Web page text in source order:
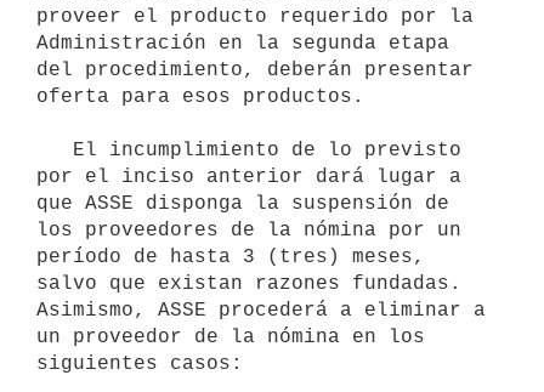
proveer el producto requerido por la
Administración en la segunda etapa
del procedimiento, deberán presentar
oferta para esos productos.
por el inciso anterior dará lugar a
que ASSE disponga la suspensión de
los proveedores de la nómina por un
período de hasta 3 (tres) meses,
salvo que existan razones fundadas.
Asimismo, ASSE procederá a eliminar a
un proveedor de la nómina en los
siguientes casos: